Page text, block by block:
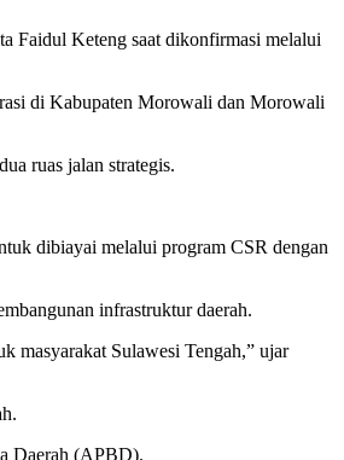
Faidul Keteng saat dikonfirmasi melalui
di Kabupaten Morowali dan Morowali
ruas jalan strategis.
dibiayai melalui program CSR dengan
infrastruktur daerah.
masyarakat Sulawesi Tengah,” ujar
Daerah (APBD).